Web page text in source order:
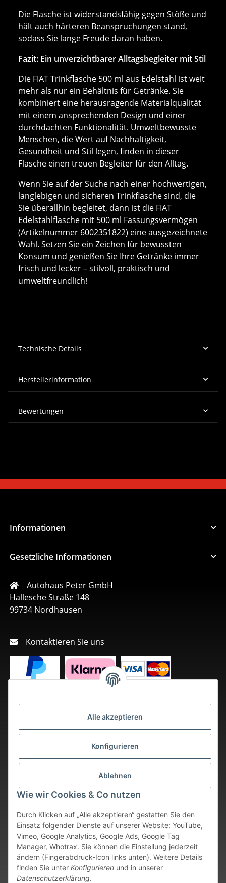
Alle akzeptieren
Konfigurieren
Ablehnen
Wie wir Cookies & Co nutzen
Durch Klicken auf „Alle akzeptieren“ gestatten Sie den
Einsatz folgender Dienste auf unserer Website: YouTube,
Vimeo, Google Analytics, Google Ads, Google Tag
Manager, Whotrax. Sie können die Einstellung jederzeit
ändern (Fingerabdruck-Icon links unten). Weitere Details
finden Sie unter Konfigurieren und in unserer
Datenschutzerklärung.
Die Flasche ist widerstandsfähig gegen Stöße und
hält auch härteren Beanspruchungen stand,
sodass Sie lange Freude daran haben.
Fazit: Ein unverzichtbarer Alltagsbegleiter mit Stil
Die FIAT Trinkflasche 500 ml aus Edelstahl ist weit
mehr als nur ein Behältnis für Getränke. Sie
kombiniert eine herausragende Materialqualität
mit einem ansprechenden Design und einer
durchdachten Funktionalität. Umweltbewusste
Menschen, die Wert auf Nachhaltigkeit,
Gesundheit und Stil legen, finden in dieser
Flasche einen treuen Begleiter für den Alltag.
Wenn Sie auf der Suche nach einer hochwertigen,
langlebigen und sicheren Trinkflasche sind, die
Sie überallhin begleitet, dann ist die FIAT
Edelstahlflasche mit 500 ml Fassungsvermögen
(Artikelnummer 6002351822) eine ausgezeichnete
Wahl. Setzen Sie ein Zeichen für bewussten
Konsum und genießen Sie Ihre Getränke immer
frisch und lecker – stilvoll, praktisch und
umweltfreundlich!
Technische Details
Herstellerinformation
Bewertungen
Informationen
Gesetzliche Informationen
Autohaus Peter GmbH
Hallesche Straße 148
99734 Nordhausen
Kontaktieren Sie uns
Vertrag widerrufen
* Alle Preise inkl. gesetzlicher USt., zzgl. Versand
. Bei sofort
verfügbaren Artikeln erfolgt der Versand innerhalb von 24